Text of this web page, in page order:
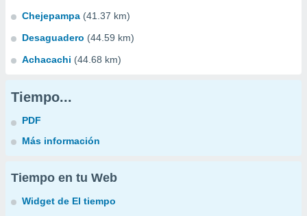
Chejepampa (41.37 km)
Desaguadero (44.59 km)
Achacachi (44.68 km)
Tiempo...
PDF
Más información
Tiempo en tu Web
Widget de El tiempo